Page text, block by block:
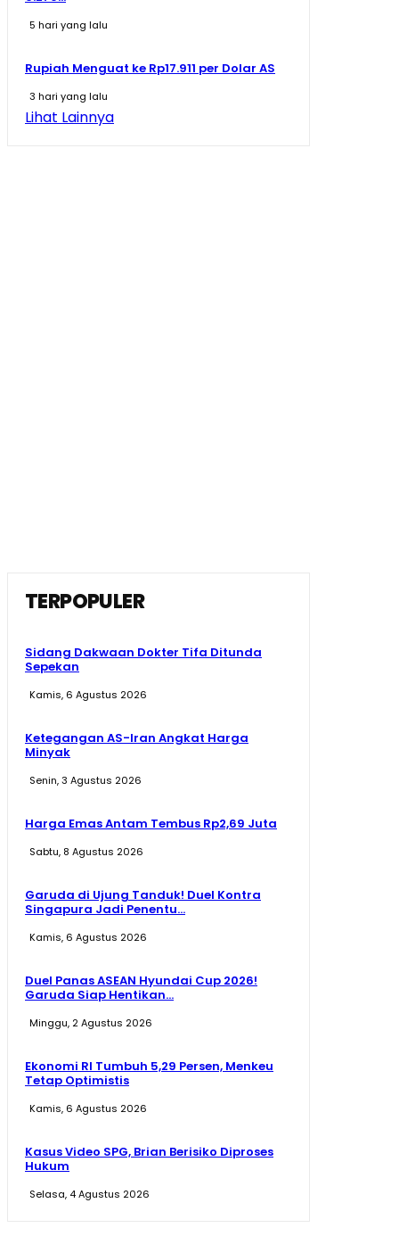
5 hari yang lalu
Rupiah Menguat ke Rp17.911 per Dolar AS
3 hari yang lalu
Lihat Lainnya
TERPOPULER
Sidang Dakwaan Dokter Tifa Ditunda
Sepekan
Kamis, 6 Agustus 2026
Ketegangan AS-Iran Angkat Harga
Minyak
Senin, 3 Agustus 2026
Harga Emas Antam Tembus Rp2,69 Juta
Sabtu, 8 Agustus 2026
Garuda di Ujung Tanduk! Duel Kontra
Singapura Jadi Penentu...
Kamis, 6 Agustus 2026
Duel Panas ASEAN Hyundai Cup 2026!
Garuda Siap Hentikan...
Minggu, 2 Agustus 2026
Ekonomi RI Tumbuh 5,29 Persen, Menkeu
Tetap Optimistis
Kamis, 6 Agustus 2026
Kasus Video SPG, Brian Berisiko Diproses
Hukum
Selasa, 4 Agustus 2026